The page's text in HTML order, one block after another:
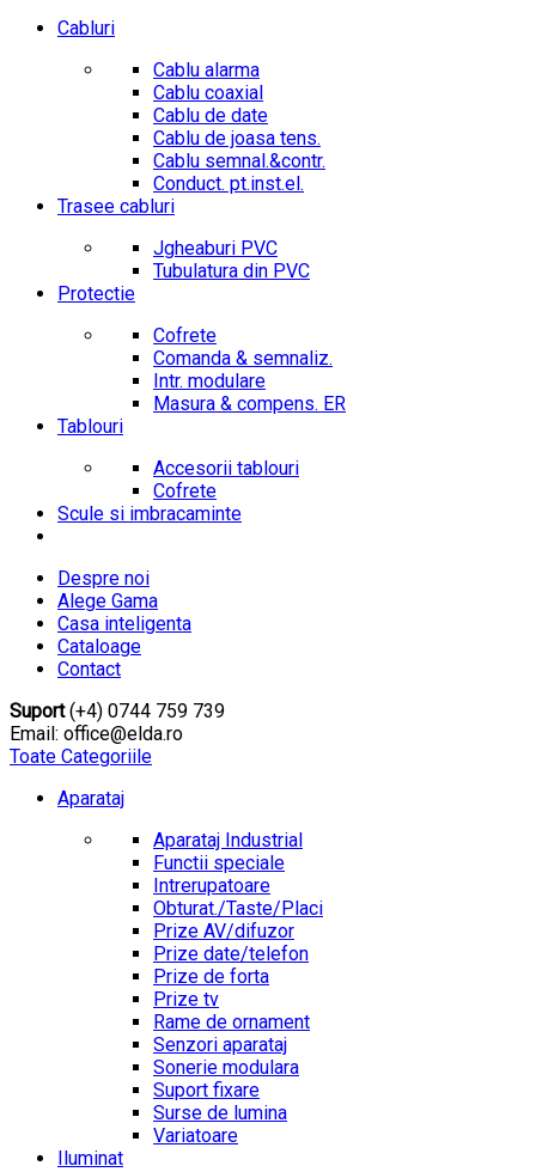
Cabluri
Cablu alarma
Cablu coaxial
Cablu de date
Cablu de joasa tens.
Cablu semnal.&contr.
Conduct. pt.inst.el.
Trasee cabluri
Jgheaburi PVC
Tubulatura din PVC
Protectie
Cofrete
Comanda & semnaliz.
Intr. modulare
Masura & compens. ER
Tablouri
Accesorii tablouri
Cofrete
Scule si imbracaminte
Despre noi
Alege Gama
Casa inteligenta
Cataloage
Contact
Suport(+4) 0744 759 739
Email: office@elda.ro
Toate Categoriile
Aparataj
Aparataj Industrial
Functii speciale
Intrerupatoare
Obturat./Taste/Placi
Prize AV/difuzor
Prize date/telefon
Prize de forta
Prize tv
Rame de ornament
Senzori aparataj
Sonerie modulara
Suport fixare
Surse de lumina
Variatoare
Iluminat